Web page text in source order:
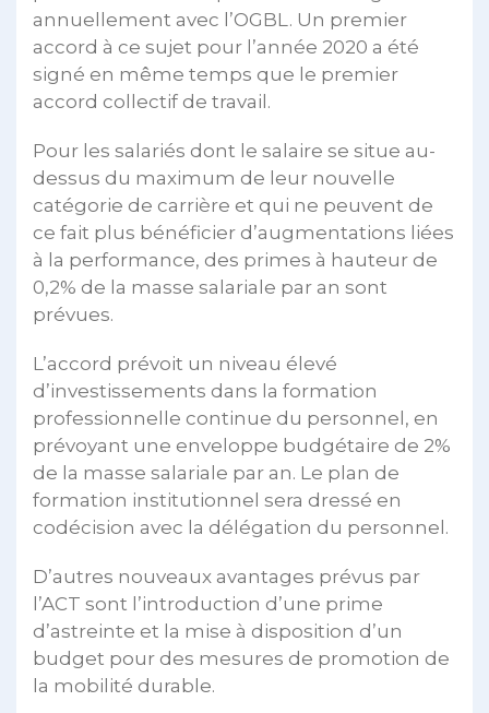
annuellement avec l’OGBL. Un premier
accord à ce sujet pour l’année 2020 a été
signé en même temps que le premier
accord collectif de travail.
Pour les salariés dont le salaire se situe au-
dessus du maximum de leur nouvelle
catégorie de carrière et qui ne peuvent de
ce fait plus bénéficier d’augmentations liées
à la performance, des primes à hauteur de
0,2% de la masse salariale par an sont
prévues.
L’accord prévoit un niveau élevé
d’investissements dans la formation
professionnelle continue du personnel, en
prévoyant une enveloppe budgétaire de 2%
de la masse salariale par an. Le plan de
formation institutionnel sera dressé en
codécision avec la délégation du personnel.
D’autres nouveaux avantages prévus par
l’ACT sont l’introduction d’une prime
d’astreinte et la mise à disposition d’un
budget pour des mesures de promotion de
la mobilité durable.